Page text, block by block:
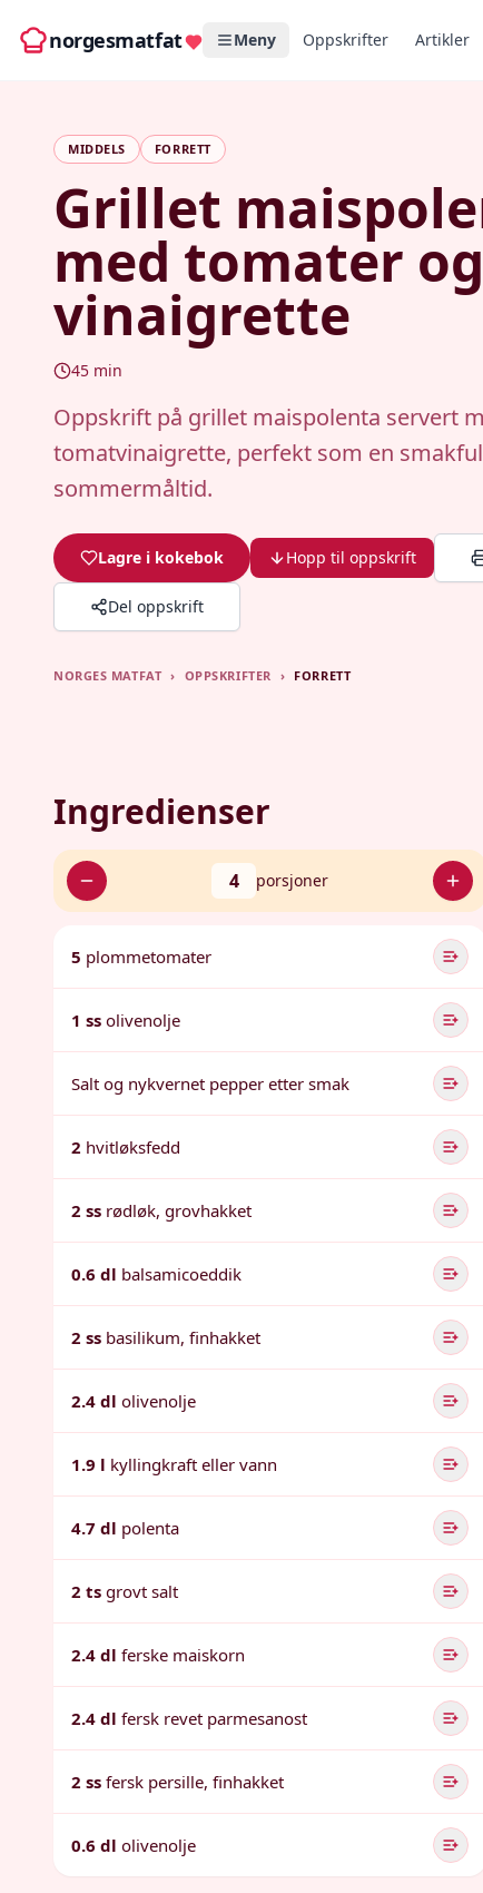
norgesmatfat Meny Oppskrifter Artikler
MIDDELS FORRETT
Grillet
med tomater og
vinaigrette
45 min
Oppskrift på grillet maispolenta servert
tomatvinaigrette, perfekt som en
sommermåltid.
Lagre i kokebok Hopp til oppskrift
Del oppskrift
NORGES MATFAT › OPPSKRIFTER › FORRETT
Ingredienser
4 porsjoner
5 plommetomater
1 ss olivenolje
Salt og nykvernet pepper etter smak
2 hvitløksfedd
2 ss rødløk, grovhakket
0.6 dl balsamicoeddik
2 ss basilikum, finhakket
2.4 dl olivenolje
1.9 l kyllingkraft eller vann
4.7 dl polenta
2 ts grovt salt
2.4 dl ferske maiskorn
2.4 dl fersk revet parmesanost
2 ss fersk persille, finhakket
0.6 dl olivenolje